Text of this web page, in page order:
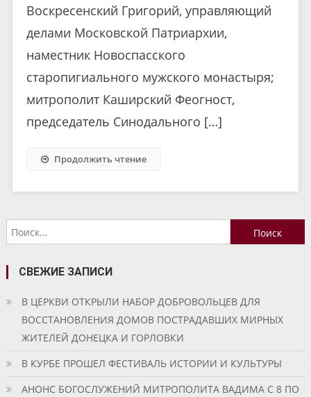
Воскресенский Григорий, управляющий
делами Московской Патриархии,
наместник Новоспасского
старопигиального мужского монастыря;
митрополит Каширский Феогност,
председатель Синодального […]
Продолжить чтение
Найти:
СВЕЖИЕ ЗАПИСИ
В ЦЕРКВИ ОТКРЫЛИ НАБОР ДОБРОВОЛЬЦЕВ ДЛЯ
ВОССТАНОВЛЕНИЯ ДОМОВ ПОСТРАДАВШИХ МИРНЫХ
ЖИТЕЛЕЙ ДОНЕЦКА И ГОРЛОВКИ
В КУРБЕ ПРОШЕЛ ФЕСТИВАЛЬ ИСТОРИИ И КУЛЬТУРЫ
АНОНС БОГОСЛУЖЕНИЙ МИТРОПОЛИТА ВАДИМА С 8 ПО